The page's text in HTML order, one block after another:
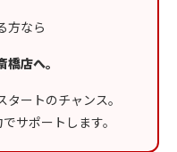
方なら
店へ。
ートのチャンス。
サポートします。